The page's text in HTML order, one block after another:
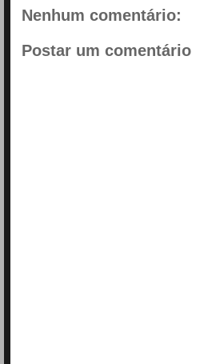
Nenhum comentário:
Postar um comentário